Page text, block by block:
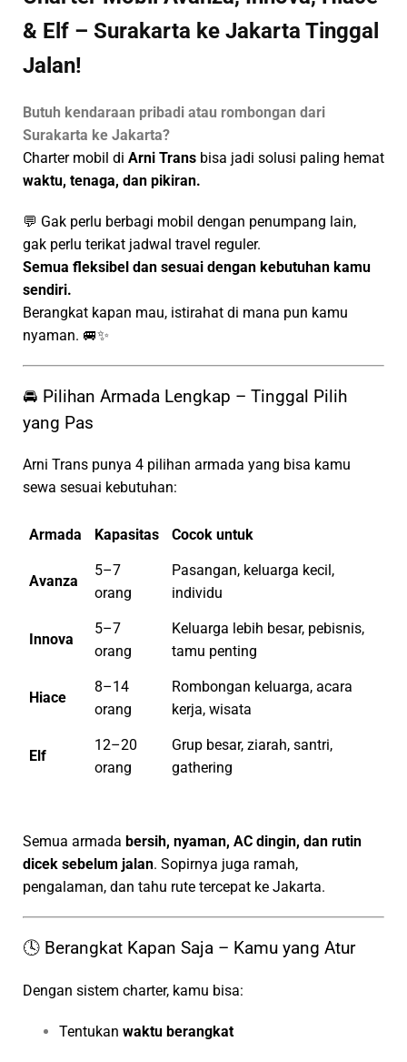
& Elf – Surakarta ke Jakarta Tinggal
Jalan!
Butuh kendaraan pribadi atau rombongan dari
Surakarta ke Jakarta?
Charter mobil di Arni Trans bisa jadi solusi paling hemat
waktu, tenaga, dan pikiran.
💬 Gak perlu berbagi mobil dengan penumpang lain,
gak perlu terikat jadwal travel reguler.
Semua fleksibel dan sesuai dengan kebutuhan kamu
sendiri.
Berangkat kapan mau, istirahat di mana pun kamu
nyaman. 🚐✨
🚘 Pilihan Armada Lengkap – Tinggal Pilih
yang Pas
Arni Trans punya 4 pilihan armada yang bisa kamu
sewa sesuai kebutuhan:
Armada Kapasitas Cocok untuk
Avanza
5–7
orang
Pasangan, keluarga kecil,
individu
Innova
5–7
orang
Keluarga lebih besar, pebisnis,
tamu penting
Hiace
8–14
orang
Rombongan keluarga, acara
kerja, wisata
Elf
12–20
orang
Grup besar, ziarah, santri,
gathering
Semua armada bersih, nyaman, AC dingin, dan rutin
dicek sebelum jalan. Sopirnya juga ramah,
pengalaman, dan tahu rute tercepat ke Jakarta.
🕓 Berangkat Kapan Saja – Kamu yang Atur
Dengan sistem charter, kamu bisa:
Tentukan waktu berangkat